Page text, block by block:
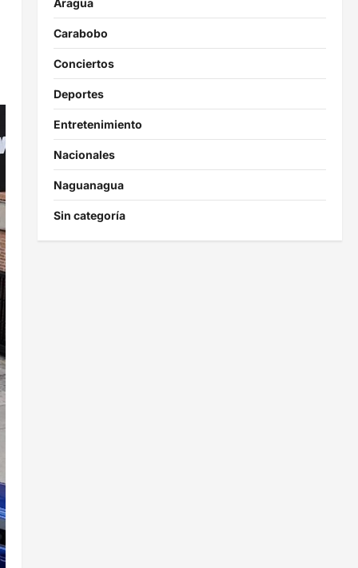
Aragua
Carabobo
Conciertos
Deportes
Entretenimiento
Nacionales
Naguanagua
Sin categoría